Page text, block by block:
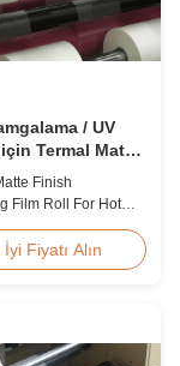
/ UV
Termal Mat
Film
Finish
Film Roll For Hot
Roll Matte
Film 42 Dynes
Specifications
İyi Fiyatı Alın